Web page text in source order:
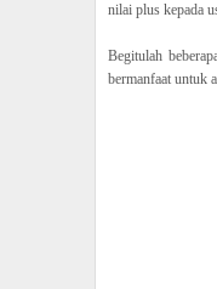
nilai plus kepada
Begitulah
bermanfaat untuk